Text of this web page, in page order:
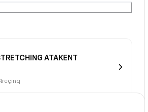
ноги но не было растяжки (
ATAKENT